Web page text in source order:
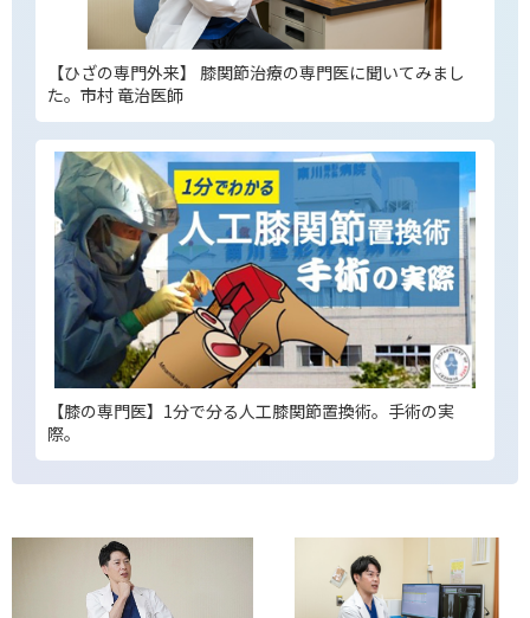
【ひざの専門外来】 膝関節治療の専門医に聞いてみまし
た。市村 竜治医師
【膝の専門医】1分で分る人工膝関節置換術。手術の実
際。